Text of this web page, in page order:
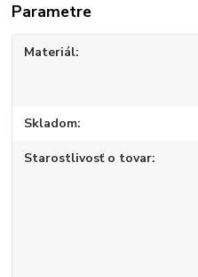
Parametre
Materiál
Skladom
Starostlivosť o tovar